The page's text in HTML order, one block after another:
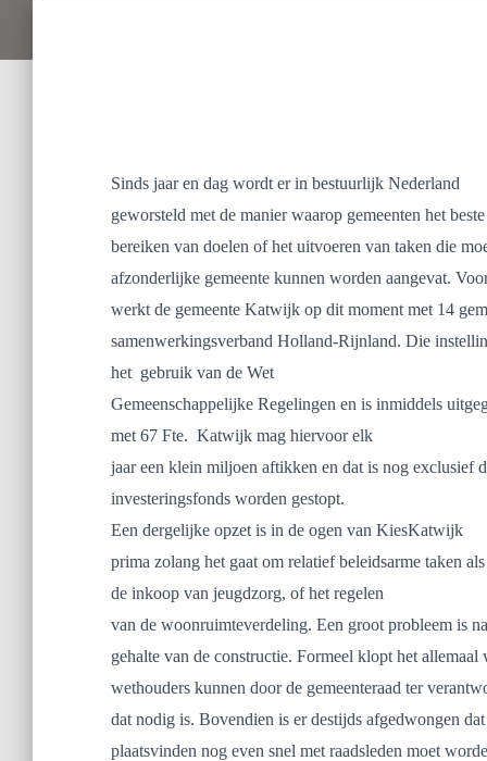
Sinds jaar en dag wordt er in bestuurlijk Nederland
geworsteld met de manier waarop gemeenten het
bereiken van doelen of het uitvoeren van taken die
afzonderlijke gemeente kunnen worden aangevat.
werkt de gemeente Katwijk op dit moment met 14
samenwerkingsverband Holland-Rijnland. Die
het gebruik van de Wet
Gemeenschappelijke Regelingen en is inmiddels
met 67 Fte. Katwijk mag hiervoor elk
jaar een klein miljoen aftikken en dat is nog exclusief
investeringsfonds worden gestopt.
Een dergelijke opzet is in de ogen van KiesKatwijk
prima zolang het gaat om relatief beleidsarme taken
de inkoop van jeugdzorg, of het regelen
van de woonruimteverdeling. Een groot probleem is
gehalte van de constructie. Formeel klopt het
wethouders kunnen door de gemeenteraad ter
dat nodig is. Bovendien is er destijds afgedwongen
plaatsvinden nog even snel met raadsleden moet